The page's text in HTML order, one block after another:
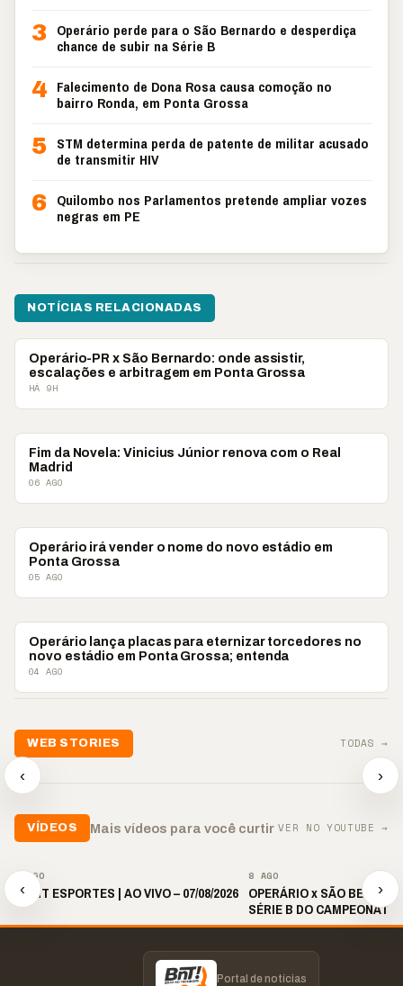
3 Operário perde para o São Bernardo e desperdiça
chance de subir na Série B
4 Falecimento de Dona Rosa causa comoção no
bairro Ronda, em Ponta Grossa
5 STM determina perda de patente de militar acusado
de transmitir HIV
6 Quilombo nos Parlamentos pretende ampliar vozes
negras em PE
NOTÍCIAS RELACIONADAS
ESPORTES
Operário-PR x São Bernardo: onde assistir,
escalações e arbitragem em Ponta Grossa
HÁ 9H
ESPORTES
Fim da Novela: Vinicius Júnior renova com o Real
Madrid
06 AGO
ESPORTES
Operário irá vender o nome do novo estádio em
Ponta Grossa
05 AGO
ESPORTES
Operário lança placas para eternizar torcedores no
novo estádio em Ponta Grossa; entenda
04 AGO
WEB STORIES TODAS →
‹
📢💜 Agosto Lilás
reforça combate à
violência contra a
mulher
📢 Noite
chega
oração
›
VÍDEOS Mais vídeos para você curtir VER NO YOUTUBE →
‹
8 AGO
🎙️ BNT ESPORTES | AO VIVO – 07/08/2026
8 AGO
OPERÁRIO x SÃO
SÉRIE B DO
2026 | 19H30
›
Portal de notícias